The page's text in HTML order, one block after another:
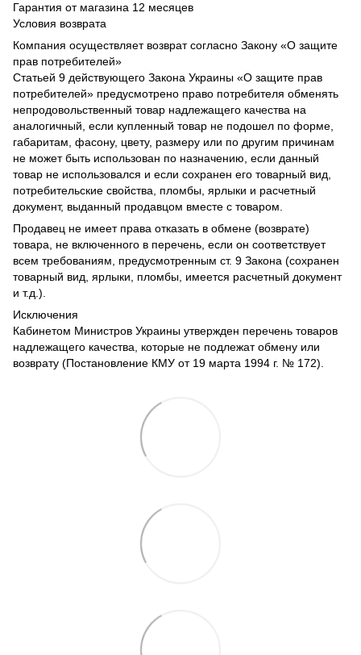
Гарантия от магазина 12 месяцев
Условия возврата
Компания осуществляет возврат согласно Закону «О защите
прав потребителей»
Статьей 9 действующего Закона Украины «О защите прав
потребителей» предусмотрено право потребителя обменять
непродовольственный товар надлежащего качества на
аналогичный, если купленный товар не подошел по форме,
габаритам, фасону, цвету, размеру или по другим причинам
не может быть использован по назначению, если данный
товар не использовался и если сохранен его товарный вид,
потребительские свойства, пломбы, ярлыки и расчетный
документ, выданный продавцом вместе с товаром.
Продавец не имеет права отказать в обмене (возврате)
товара, не включенного в перечень, если он соответствует
всем требованиям, предусмотренным ст. 9 Закона (сохранен
товарный вид, ярлыки, пломбы, имеется расчетный документ
и т.д.).
Исключения
Кабинетом Министров Украины утвержден перечень товаров
надлежащего качества, которые не подлежат обмену или
возврату (Постановление КМУ от 19 марта 1994 г. № 172).